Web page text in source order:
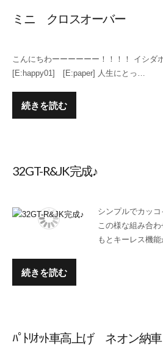
ミニ クロスオーバー
こんにちわーーーーーー！！！！ イシダ
[E:happy01] [E:paper] 人生にとっ…
続きを読む
32GT-R&JK完成♪
シンプルでカッ
この様な組み合
もとキーレス機
続きを読む
ﾊﾟﾄﾘｵｯﾄ車高上げ ネオン納